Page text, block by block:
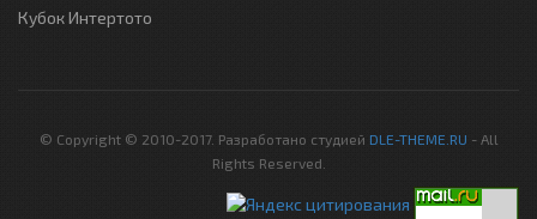
Кубок Интертото
© Copyright © 2010-2017. Разработано студией DLE-THEME.RU - All
Rights Reserved.